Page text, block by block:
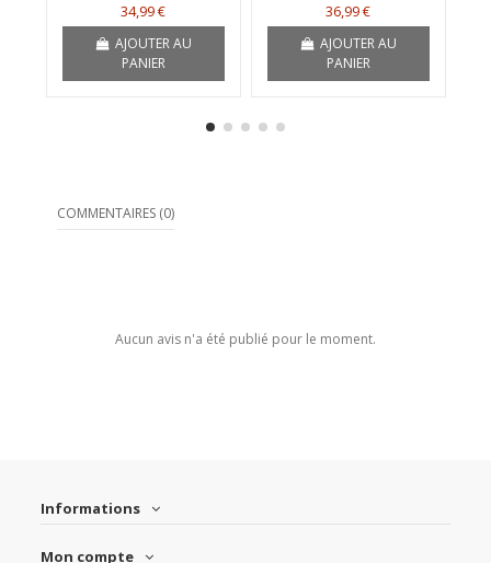
34,99 €
AJOUTER AU
PANIER
36,99 €
AJOUTER AU
PANIER
COMMENTAIRES (0)
Aucun avis n'a été publié pour le moment.
Informations
Mon compte